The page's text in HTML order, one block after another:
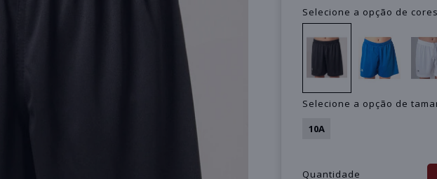
Selecione a opção de
Selecione a opção de
10A
Quantidade